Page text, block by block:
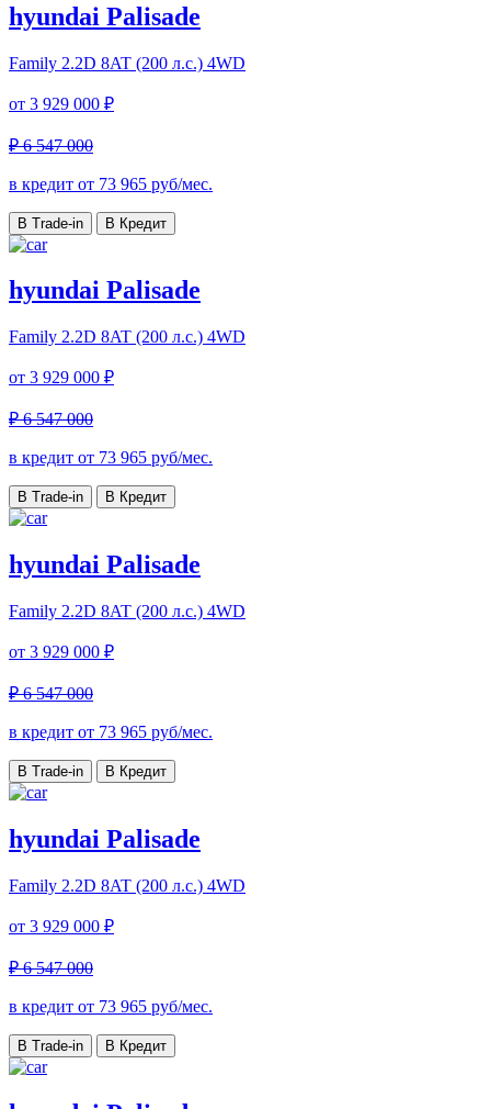
hyundai Palisade
Family 2.2D 8AT (200 л.с.) 4WD
от 3 929 000 ₽
₽ 6 547 000
в кредит от 73 965 руб/мес.
В Trade-in В Кредит
hyundai Palisade
Family 2.2D 8AT (200 л.с.) 4WD
от 3 929 000 ₽
₽ 6 547 000
в кредит от 73 965 руб/мес.
В Trade-in В Кредит
hyundai Palisade
Family 2.2D 8AT (200 л.с.) 4WD
от 3 929 000 ₽
₽ 6 547 000
в кредит от 73 965 руб/мес.
В Trade-in В Кредит
hyundai Palisade
Family 2.2D 8AT (200 л.с.) 4WD
от 3 929 000 ₽
₽ 6 547 000
в кредит от 73 965 руб/мес.
В Trade-in В Кредит